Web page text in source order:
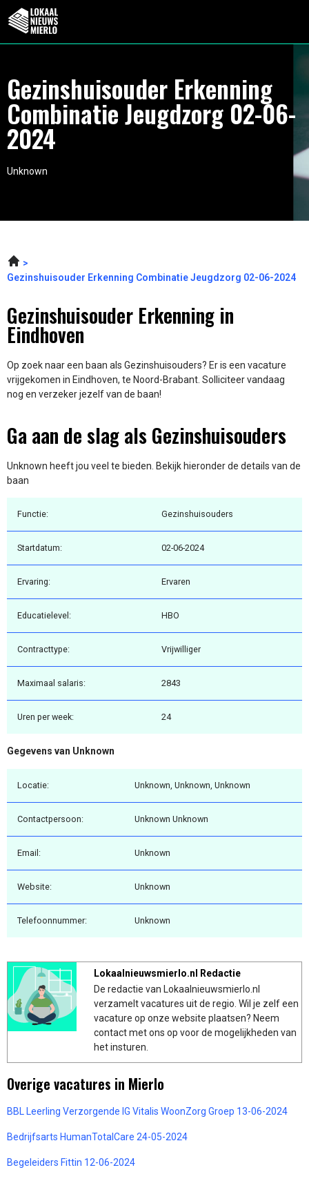
Gezinshuisouder Erkenning
Combinatie Jeugdzorg 02-06-
2024
Unknown
Gezinshuisouder Erkenning Combinatie Jeugdzorg 02-06-2024
Gezinshuisouder Erkenning in
Eindhoven
Op zoek naar een baan als Gezinshuisouders? Er is een vacature
vrijgekomen in Eindhoven, te Noord-Brabant. Solliciteer vandaag
nog en verzeker jezelf van de baan!
Ga aan de slag als Gezinshuisouders
Unknown heeft jou veel te bieden. Bekijk hieronder de details van de
baan
Functie: Gezinshuisouders
Startdatum: 02-06-2024
Ervaring: Ervaren
Educatielevel: HBO
Contracttype: Vrijwilliger
Maximaal salaris: 2843
Uren per week: 24
Gegevens van Unknown
Locatie: Unknown, Unknown, Unknown
Contactpersoon: Unknown Unknown
Email: Unknown
Website: Unknown
Telefoonnummer: Unknown
Lokaalnieuwsmierlo.nl Redactie
De redactie van Lokaalnieuwsmierlo.nl
verzamelt vacatures uit de regio. Wil je zelf een
vacature op onze website plaatsen? Neem
contact met ons op voor de mogelijkheden van
het insturen.
Overige vacatures in Mierlo
BBL Leerling Verzorgende IG Vitalis WoonZorg Groep 13-06-2024
Bedrijfsarts HumanTotalCare 24-05-2024
Begeleiders Fittin 12-06-2024